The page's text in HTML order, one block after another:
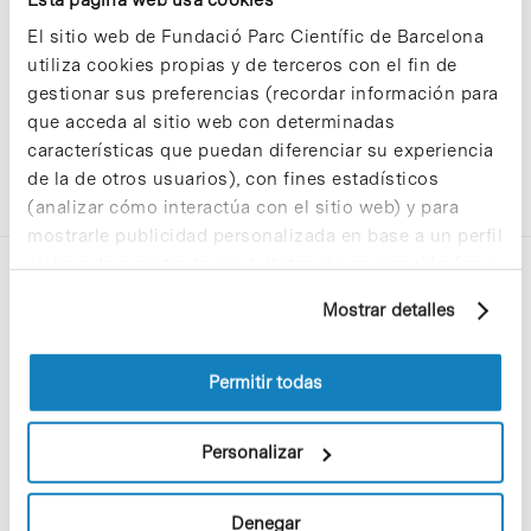
El sitio web de Fundació Parc Científic de Barcelona
utiliza cookies propias y de terceros con el fin de
gestionar sus preferencias (recordar información para
que acceda al sitio web con determinadas
características que puedan diferenciar su experiencia
de la de otros usuarios), con fines estadísticos
(analizar cómo interactúa con el sitio web) y para
mostrarle publicidad personalizada en base a un perfil
elaborado a partir de sus hábitos de navegación (por
información sobre las cookies puede consultar
la Política de cookies del sitio web.
Mostrar detalles
Permitir todas
Personalizar
Denegar
C/Baldiri Reixac, 4-12 i 15